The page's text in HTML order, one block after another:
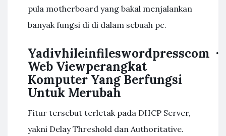
pula motherboard yang bakal menjalankan
banyak fungsi di di dalam sebuah pc.
Yadivhileinfileswordpresscom ·
Web Viewperangkat
Komputer Yang Berfungsi
Untuk Merubah
Fitur tersebut terletak pada DHCP Server,
yakni Delay Threshold dan Authoritative.